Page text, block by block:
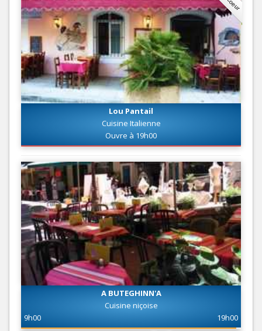
Lou Pantail
Cuisine Italienne
Ouvre à 19h00
A BUTEGHINN'A
Cuisine niçoise
9h00
19h00